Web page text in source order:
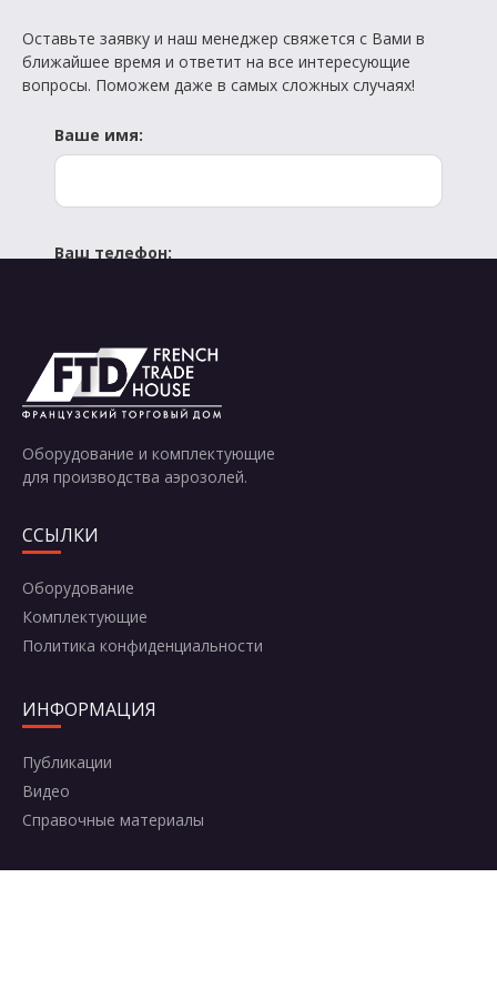
Оставьте заявку и наш менеджер свяжется с Вами в
ближайшее время и ответит на все интересующие
вопросы. Поможем даже в самых сложных случаях!
Ваше имя:
Ваш телефон:
Отправить
Оборудование и комплектующие
для производства аэрозолей.
ССЫЛКИ
Оборудование
Комплектующие
Политика конфиденциальности
ИНФОРМАЦИЯ
Публикации
Видео
Справочные материалы